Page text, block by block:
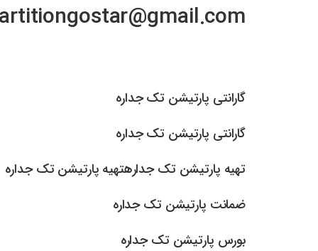
گارانتی پارتیشن تک جداره
گارانتی پارتیشن تک جداره
تهیه پارتیشن تک جدارهتهیه پارتیشن تک جداره
ضمانت پارتیشن تک جداره
بورس پارتیشن تک جداره